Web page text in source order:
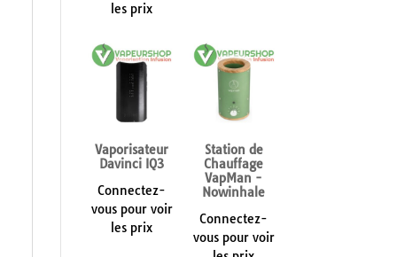
les prix
Vaporisateur
Davinci IQ3
Connectez-
vous pour voir
les prix
Station de
Chauffage
VapMan -
Nowinhale
Connectez-
vous pour voir